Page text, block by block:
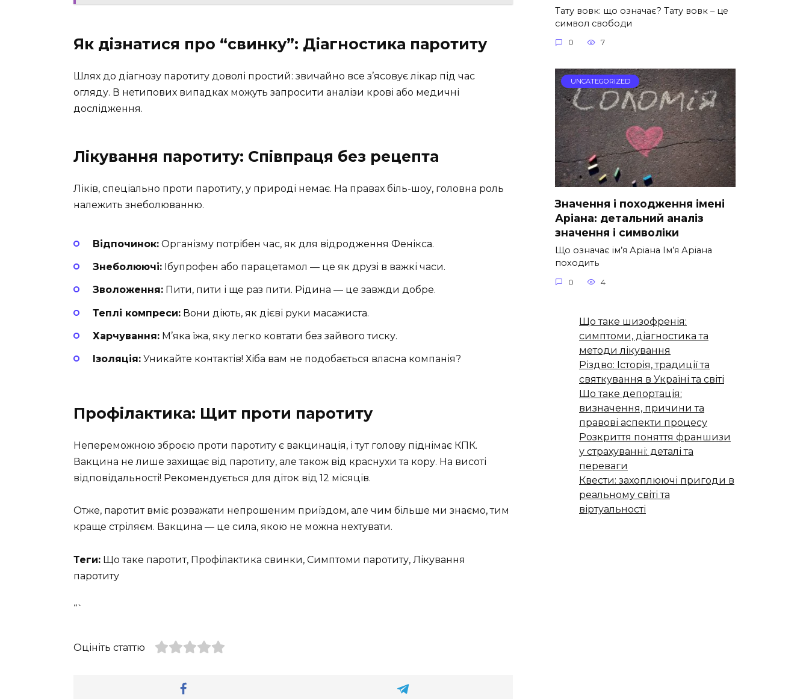
Як дізнатися про “свинку”: Діагностика паротиту
Шлях до діагнозу паротиту доволі простий: звичайно все з’ясовує лікар під час
огляду. В нетипових випадках можуть запросити аналізи крові або медичні
дослідження.
Лікування паротиту: Співпраця без рецепта
Ліків, спеціально проти паротиту, у природі немає. На правах біль-шоу, головна роль
належить знеболюванню.
Відпочинок: Організму потрібен час, як для відродження Фенікса.
Знеболюючі: Ібупрофен або парацетамол — це як друзі в важкі часи.
Зволоження: Пити, пити і ще раз пити. Рідина — це завжди добре.
Теплі компреси: Вони діють, як дієві руки масажиста.
Харчування: М’яка їжа, яку легко ковтати без зайвого тиску.
Ізоляція: Уникайте контактів! Хіба вам не подобається власна компанія?
Профілактика: Щит проти паротиту
Непереможною зброєю проти паротиту є вакцинація, і тут голову піднімає КПК.
Вакцина не лише захищає від паротиту, але також від краснухи та кору. На висоті
відповідальності! Рекомендується для діток від 12 місяців.
Отже, паротит вміє розважати непрошеним приїздом, але чим більше ми знаємо, тим
краще стріляєм. Вакцина — це сила, якою не можна нехтувати.
Теги: Що таке паротит, Профілактика свинки, Симптоми паротиту, Лікування
паротиту
“`
Оцініть статтю
Тату вовк: що означає? Тату вовк – це
символ свободи
0 7
UNCATEGORIZED
Значення і походження імені
Аріана: детальний аналіз
значення і символіки
Що означає ім’я Аріана Ім’я Аріана
походить
0 4
Що таке шизофренія:
симптоми, діагностика та
методи лікування
Різдво: Історія, традиції та
святкування в Україні та світі
Що таке депортація:
визначення, причини та
правові аспекти процесу
Розкриття поняття франшизи
у страхуванні: деталі та
переваги
Квести: захоплюючі пригоди в
реальному світі та
віртуальності